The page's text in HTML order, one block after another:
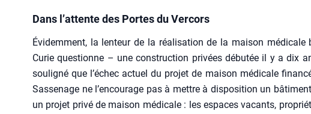
Dans l’attente des Portes du Vercors
Évi­dem­ment, la len­teur de la réa­li­sa­tion de la mai­son médi­cale
Curie ques­tionne – une construc­tion pri­vées débu­tée il y a dix
sou­li­gné que l’échec actuel du pro­jet de mai­son médi­cale
Sas­se­nage ne l’encourage pas à mettre à dis­po­si­tion un
un pro­jet pri­vé de mai­son médi­cale : les espaces vacants,